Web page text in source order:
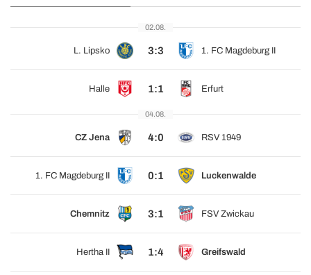
02.08.
L. Lipsko 3:3 1. FC Magdeburg II
Halle 1:1 Erfurt
04.08.
CZ Jena 4:0 RSV 1949
1. FC Magdeburg II 0:1 Luckenwalde
Chemnitz 3:1 FSV Zwickau
Hertha II 1:4 Greifswald